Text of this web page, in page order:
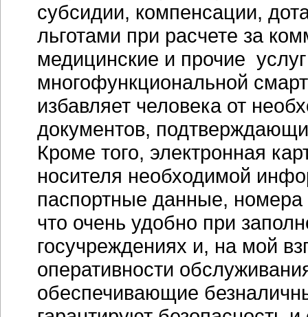
субсидии, компенсации,
льготами при расчете за
медицинские и прочие
многофункциональной
избавляет человека от
документов,
Кроме того, электронная
носителя необходимой
паспортные данные, номера
что очень удобно при
госучреждениях и, на мой
оперативности
обеспечивающие